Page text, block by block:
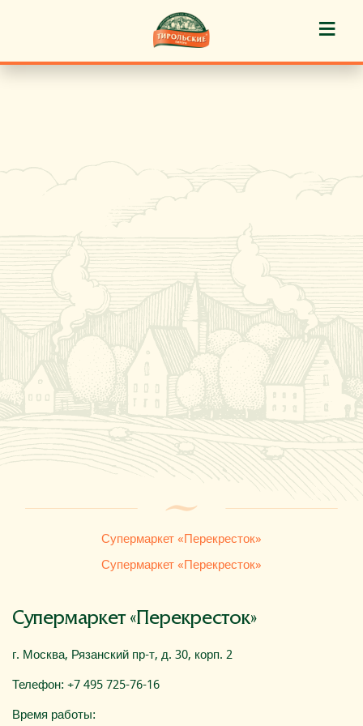
Супермаркет «Перекресток»
Супермаркет «Перекресток»
Супермаркет «Перекресток»
г. Москва, Рязанский пр-т, д. 30, корп. 2
Телефон: +7 495 725-76-16
Время работы:
≡
Пирожные «Тирольские» ®
Торты «Тирольские» ®
Куличи
Кафе-кондитерские
Новости
Где купить
О компании